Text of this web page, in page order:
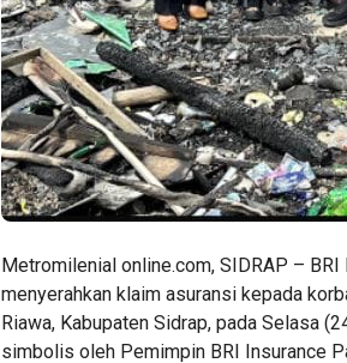
Metromilenial online.com, SIDRAP –
menyerahkan klaim asuransi kepada
Riawa, Kabupaten Sidrap, pada Selasa
simbolis oleh Pemimpin BRI Insurance